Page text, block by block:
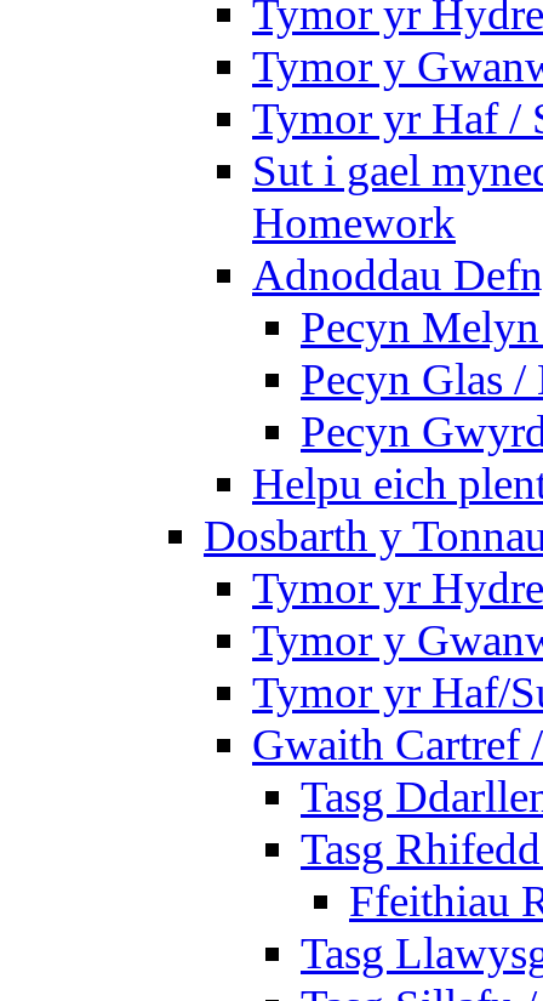
Tymor yr
Tymor y
Tymor yr Haf /
Sut i gael
Homework
Adnoddau
Pecyn
Pecyn Glas /
Pecyn
Helpu eich
Dosbarth y
Tymor yr
Tymor y
Tymor yr Haf/
Gwaith Cartref
Tasg
Tasg
Ffeithiau
Tasg